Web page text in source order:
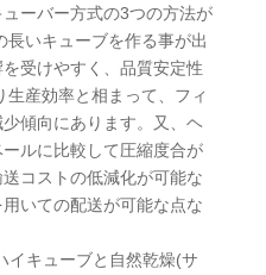
ーバー方式の3つの方法が
長いキューブを作る事が出
受けやすく、品質安定性
産効率と相まって、フィ
傾向にあります。又、ヘ
ルに比較して圧縮度合が
コストの低減化が可能な
いての配送が可能な点な
イキューブと自然乾燥(サ